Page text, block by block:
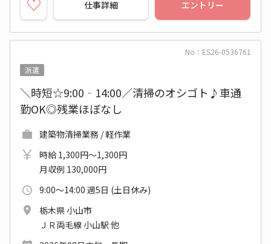
仕事詳細 エントリー
No：ES26-0536761
派遣
＼時短☆9:00‐14:00／清掃のオシゴト♪車通
勤OK◎残業ほぼなし
建築物清掃業務 / 軽作業
時給 1,300円～1,300円
月収例 130,000円
9:00～14:00 週5日 (土日休み)
栃木県 小山市
ＪＲ両毛線 小山駅 他